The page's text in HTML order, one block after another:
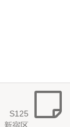
S125